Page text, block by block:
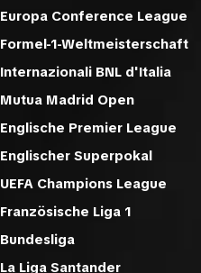
Europa Conference League
Formel-1-Weltmeisterschaft
Internazionali BNL d'Italia
Mutua Madrid Open
Englische Premier League
Englischer Superpokal
UEFA Champions League
Französische Liga 1
Bundesliga
La Liga Santander